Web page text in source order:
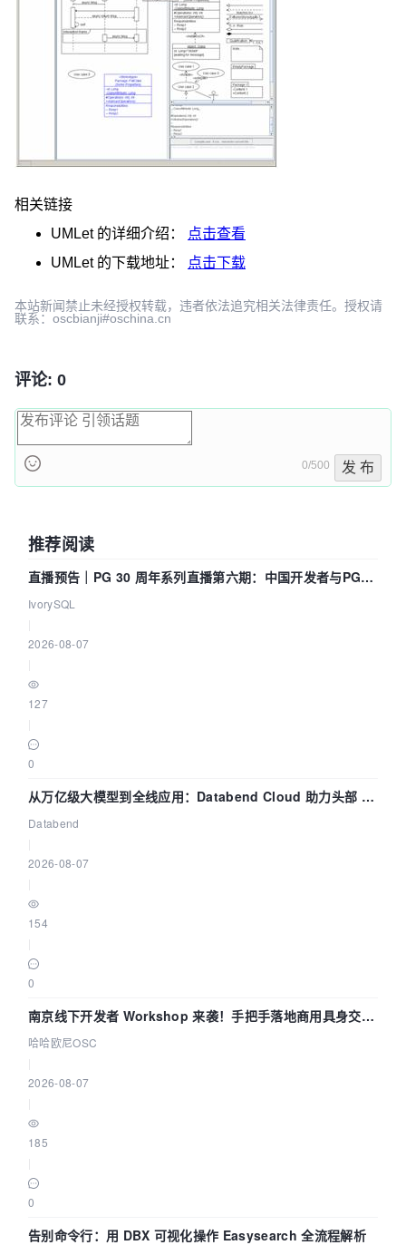
相关链接
UMLet的详细介绍：
点击查看
UMLet的下载地址： 点击下载
本站新闻禁止未经授权转载，违者依法追究相关法律责任。授权请
联系：oscbianji#oschina.cn
评论: 0
0/500 发 布
推荐阅读
直播预告｜PG 30 周年系列直播第六期：中国开发者与PG内
核——我们改得动吗？我们贡献了什么？
IvorySQL
2026-08-07
127
0
从万亿级大模型到全线应用：Databend Cloud 助力头部 AI
企业构建全链路 Trace 数据管道
Databend
2026-08-07
154
0
南京线下开发者 Workshop 来袭！手把手落地商用具身交互
智能 Agent 应用
哈哈欧尼OSC
2026-08-07
185
0
告别命令行：用 DBX 可视化操作 Easysearch 全流程解析